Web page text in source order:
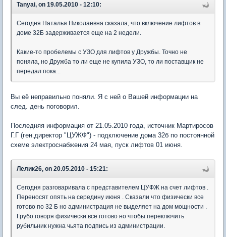
Tanyai, on 19.05.2010 - 12:10:
Сегодня Наталья Николаевна сказала, что включение лифтов в
доме 32Б задерживается еще на 2 недели.
Какие-то пробелемы с УЗО для лифтов у Дружбы. Точно не
поняла, но Дружба то ли еще не купила УЗО, то ли поставщик не
передал пока...
Вы её неправильно поняли. Я с ней о Вашей информации на
след. день поговорил.
Последняя информация от 21.05.2010 года, источник Мартиросов
Г.Г (ген.директор "ЦУЖФ") - подключение дома 32б по постоянной
схеме электроснабжения 24 мая, пуск лифтов 01 июня.
Лелик26, on 20.05.2010 - 15:21:
Сегодня разговаривала с представителем ЦУФЖ на счет лифтов .
Переносят опять на середину июня . Сказали что физически все
готово по 32 Б но администрация не выделяет на дом мощности .
Грубо говоря физически все готово но чтобы переключить
рубильник нужна чьята подпись из администрации.